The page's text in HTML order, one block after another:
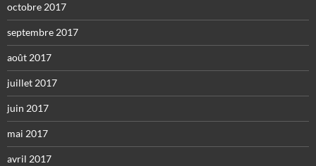
octobre 2017
septembre 2017
août 2017
juillet 2017
juin 2017
mai 2017
avril 2017